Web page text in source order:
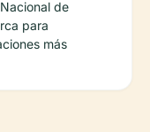
de
para
más